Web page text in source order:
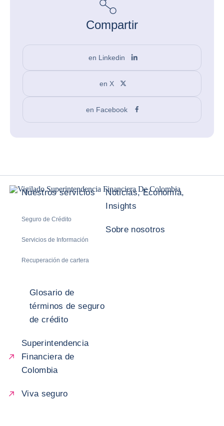
Compartir
en Linkedin
en X
en Facebook
Nuestros servicios
Seguro de Crédito
Servicios de Información
Recuperación de cartera
Noticias, Economía,
Insights
Sobre nosotros
Glosario de
términos de seguro
de crédito
Superintendencia
Financiera de
Colombia
Viva seguro